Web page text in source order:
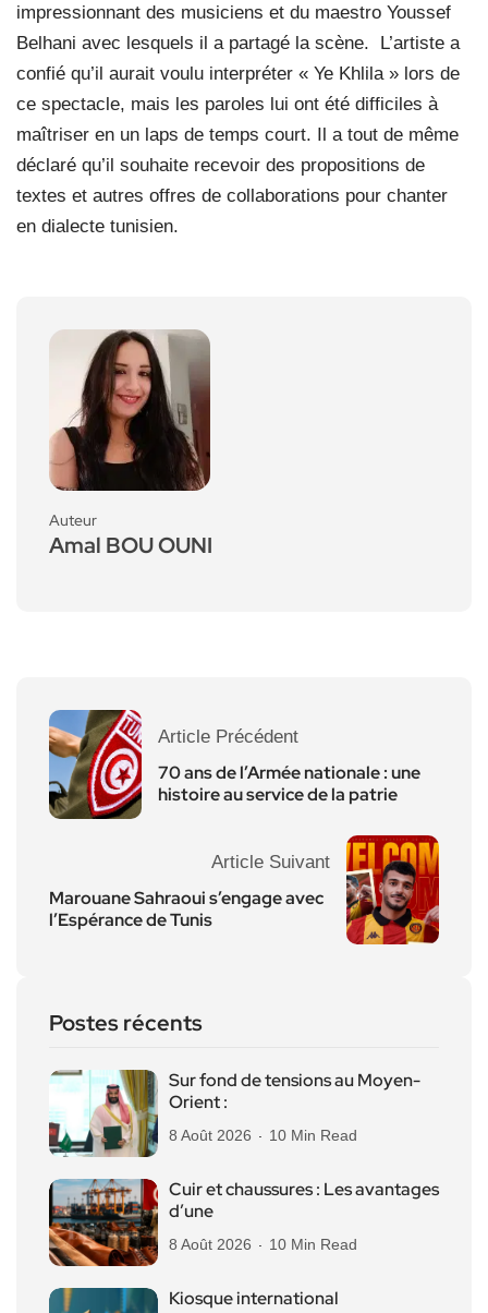
impressionnant des musiciens et du maestro Youssef
Belhani avec lesquels il a partagé la scène.
L’artiste a
confié qu’il aurait voulu interpréter « Ye Khlila » lors de
ce spectacle, mais les paroles lui ont été difficiles à
maîtriser en un laps de temps court. Il a tout de même
déclaré qu’il souhaite recevoir des propositions de
textes et autres offres de collaborations pour chanter
en dialecte tunisien.
Auteur
Amal BOU OUNI
Article Précédent
70 ans de l’Armée nationale : une
histoire au service de la patrie
Article Suivant
Marouane Sahraoui s’engage avec
l’Espérance de Tunis
Postes récents
Sur fond de tensions au Moyen-
Orient :
8 Août 2026 10 Min Read
Cuir et chaussures : Les avantages
d’une
8 Août 2026 10 Min Read
Kiosque international